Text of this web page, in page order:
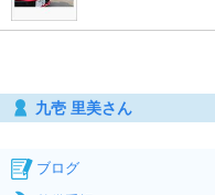
九壱 里美さん
ブログ